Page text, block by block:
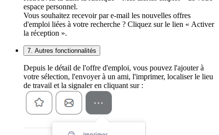
espace personnel.
Vous souhaitez recevoir par e-mail les nouvelles offres
d'emploi liées à votre recherche ? Cliquez sur le lien « Activer
la réception ».
7. Autres fonctionnalités
Depuis le détail de l'offre d'emploi, vous pouvez l'ajouter à
votre sélection, l'envoyer à un ami, l'imprimer, localiser le lieu
de travail et la signaler en cliquant sur :